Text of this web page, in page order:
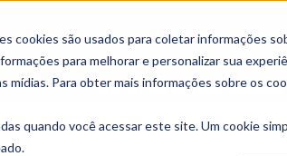
cookies são usados para coletar informações
para melhorar e personalizar sua
Para obter mais informações sobre os
quando você acessar este site. Um cookie
HOME
20% OFF na primeira compra